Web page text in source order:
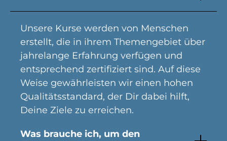
Unsere Kurse werden von Menschen
erstellt, die in ihrem Themengebiet über
jahrelange Erfahrung verfügen und
entsprechend zertifiziert sind. Auf diese
Weise gewährleisten wir einen hohen
Qualitätsstandard, der Dir dabei hilft,
Deine Ziele zu erreichen.
Was brauche ich, um den